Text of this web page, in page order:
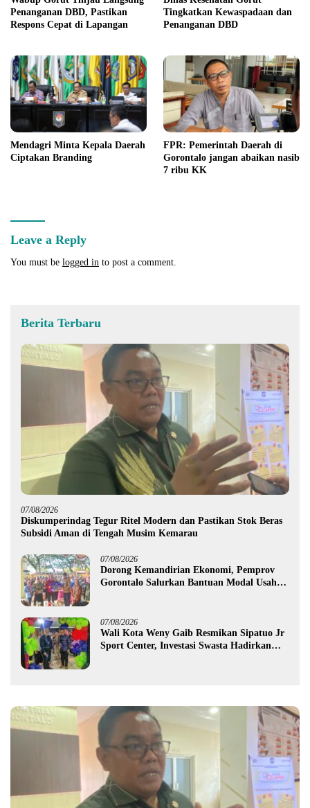
Penanganan DBD, Pastikan
Respons Cepat di Lapangan
Tingkatkan Kewaspadaan dan
Penanganan DBD
Mendagri Minta Kepala Daerah
Ciptakan Branding
FPR: Pemerintah Daerah di
Gorontalo jangan abaikan nasib
7 ribu KK
Leave a Reply
You must be logged in to post a comment.
Berita Terbaru
07/08/2026
Diskumperindag Tegur Ritel Modern dan Pastikan Stok Beras
Subsidi Aman di Tengah Musim Kemarau
07/08/2026
Dorong Kemandirian Ekonomi, Pemprov
Gorontalo Salurkan Bantuan Modal Usaha
07/08/2026
Wali Kota Weny Gaib Resmikan Sipatuo Jr
Sport Center, Investasi Swasta Hadirkan